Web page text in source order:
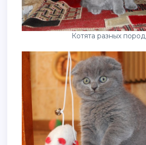
Котята разных пород